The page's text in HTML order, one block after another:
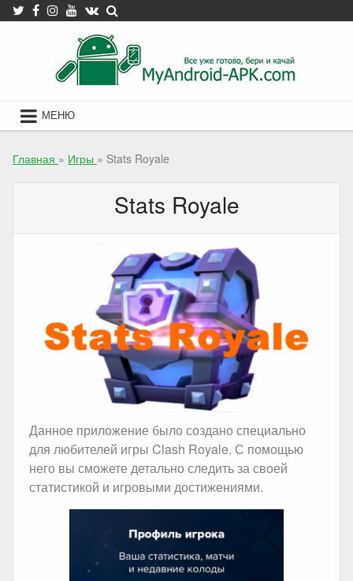
Skip
to
МЕНЮ
Главная » Игры » Stats Royale
Stats Royale
Данное приложение было создано специально
для любителей игры Clash Royale. С помощью
него вы сможете детально следить за своей
статистикой и игровыми достижениями.